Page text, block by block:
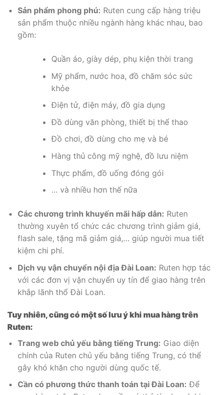
Sản phẩm phong phú: Ruten cung cấp hàng triệu
sản phẩm thuộc nhiều ngành hàng khác nhau, bao
gồm:
Quần áo, giày dép, phụ kiện thời trang
Mỹ phẩm, nước hoa, đồ chăm sóc sức
khỏe
Điện tử, điện máy, đồ gia dụng
Đồ dùng văn phòng, thiết bị thể thao
Đồ chơi, đồ dùng cho mẹ và bé
Hàng thủ công mỹ nghệ, đồ lưu niệm
Thực phẩm, đồ uống đóng gói
… và nhiều hơn thế nữa
Các chương trình khuyến mãi hấp dẫn: Ruten
thường xuyên tổ chức các chương trình giảm giá,
flash sale, tặng mã giảm giá,… giúp người mua tiết
kiệm chi phí.
Dịch vụ vận chuyển nội địa Đài Loan: Ruten hợp tác
với các đơn vị vận chuyển uy tín để giao hàng trên
khắp lãnh thổ Đài Loan.
Tuy nhiên, cũng có một số lưu ý khi mua hàng trên
Ruten:
Trang web chủ yếu bằng tiếng Trung: Giao diện
chính của Ruten chủ yếu bằng tiếng Trung, có thể
gây khó khăn cho người dùng quốc tế.
Cần có phương thức thanh toán tại Đài Loan: Để